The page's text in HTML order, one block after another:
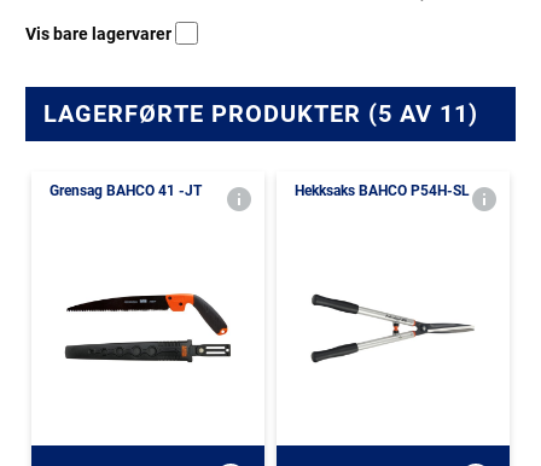
Vis bare lagervarer
LAGERFØRTE PRODUKTER (5 AV 11)
Grensag BAHCO 41 -JT Hekksaks BAHCO P54H-SL